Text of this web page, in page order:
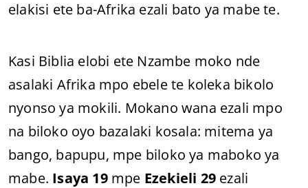
elakisi ete ba-Afrika ezali bato ya mabe te.
Kasi Biblia elobi ete Nzambe moko nde
asalaki Afrika mpo ebele te koleka bikolo
nyonso ya mokili. Mokano wana ezali mpo
na biloko oyo bazalaki kosala: mitema ya
bango, bapupu, mpe biloko ya maboko ya
mabe. Isaya 19mpe Ezekieli 29 ezali